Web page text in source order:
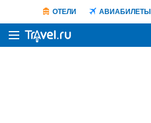
ОТЕЛИ АВИАБИЛЕТЫ